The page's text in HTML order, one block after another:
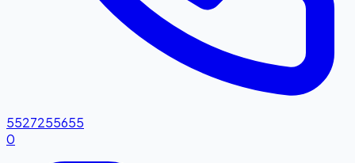
5527255655
0